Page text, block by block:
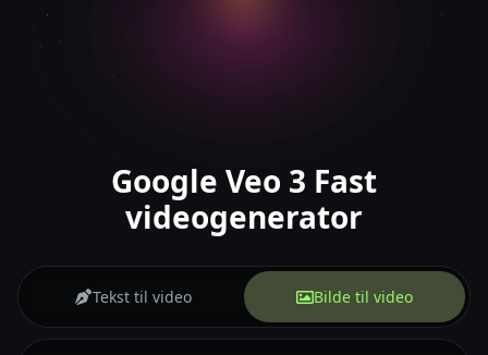
Google Veo 3 Fast
videogenerator
Tekst til video Bilde til video